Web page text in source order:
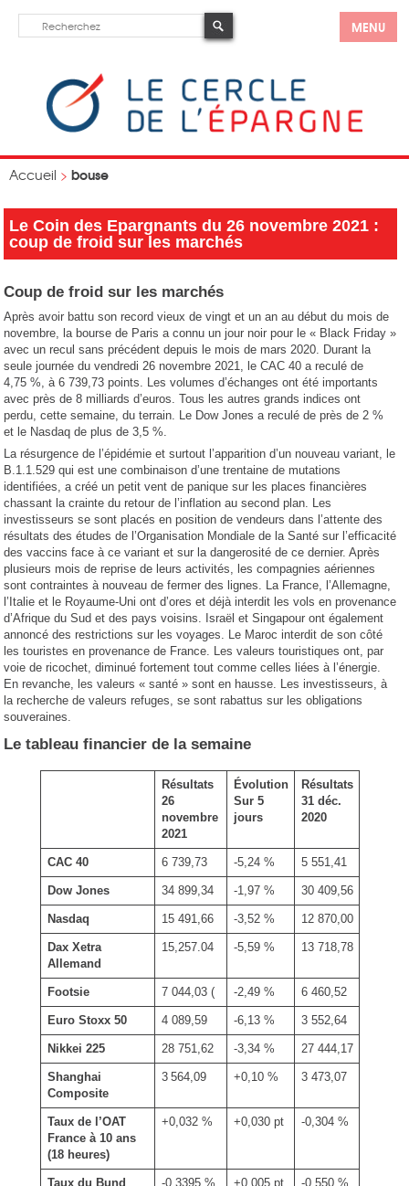
MENU
Accueil > bouse
Le Coin des Epargnants du 26 novembre 2021 :
coup de froid sur les marchés
Coup de froid sur les marchés
Après avoir battu son record vieux de vingt et un an au début du mois de
novembre, la bourse de Paris a connu un jour noir pour le « Black Friday »
avec un recul sans précédent depuis le mois de mars 2020. Durant la
seule journée du vendredi 26 novembre 2021, le CAC 40 a reculé de
4,75 %, à 6 739,73 points. Les volumes d’échanges ont été importants
avec près de 8 milliards d’euros. Tous les autres grands indices ont
perdu, cette semaine, du terrain. Le Dow Jones a reculé de près de 2 %
et le Nasdaq de plus de 3,5 %.
La résurgence de l’épidémie et surtout l’apparition d’un nouveau variant, le
B.1.1.529 qui est une combinaison d’une trentaine de mutations
identifiées, a créé un petit vent de panique sur les places financières
chassant la crainte du retour de l’inflation au second plan. Les
investisseurs se sont placés en position de vendeurs dans l’attente des
résultats des études de l’Organisation Mondiale de la Santé sur l’efficacité
des vaccins face à ce variant et sur la dangerosité de ce dernier. Après
plusieurs mois de reprise de leurs activités, les compagnies aériennes
sont contraintes à nouveau de fermer des lignes. La France, l’Allemagne,
l’Italie et le Royaume-Uni ont d’ores et déjà interdit les vols en provenance
d’Afrique du Sud et des pays voisins. Israël et Singapour ont également
annoncé des restrictions sur les voyages. Le Maroc interdit de son côté
les touristes en provenance de France. Les valeurs touristiques ont, par
voie de ricochet, diminué fortement tout comme celles liées à l’énergie.
En revanche, les valeurs « santé » sont en hausse. Les investisseurs, à
la recherche de valeurs refuges, se sont rabattus sur les obligations
souveraines.
Le tableau financier de la semaine
Résultats
26
novembre
2021
Évolution
Sur 5
jours
Résultats
31 déc.
2020
CAC 40 6 739,73 -5,24 % 5 551,41
Dow Jones 34 899,34 -1,97 % 30 409,56
Nasdaq 15 491,66 -3,52 % 12 870,00
Dax Xetra
Allemand
15,257.04 -5,59 % 13 718,78
Footsie 7 044,03 ( -2,49 % 6 460,52
Euro Stoxx 50 4 089,59 -6,13 % 3 552,64
Nikkei 225 28 751,62 -3,34 % 27 444,17
Shanghai
Composite
3 564,09 +0,10 % 3 473,07
Taux de l’OAT
France à 10 ans
(18 heures)
+0,032 % +0,030 pt -0,304 %
Taux du Bund
-0,3395 % +0,005 pt -0,550 %